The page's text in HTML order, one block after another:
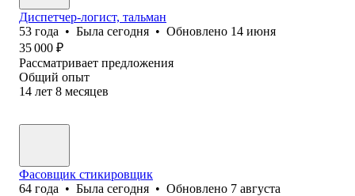
Диспетчер-логист, тальман
53 года • Была сегодня • Обновлено 14 июня
35 000 ₽
Рассматривает предложения
Общий опыт
14 лет 8 месяцев
Фасовщик стикировщик
64 года • Была сегодня • Обновлено 7 августа